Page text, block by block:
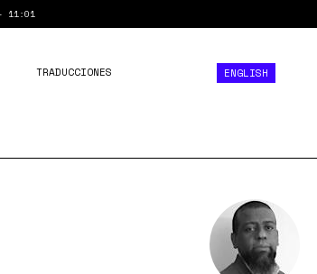
11:01
TRADUCCIONES ENGLISH